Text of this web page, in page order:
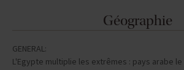
Géographie
GENERAL:
L'Egypte multiplie les extrêmes : pays arabe